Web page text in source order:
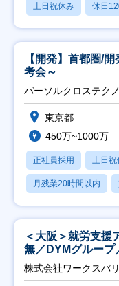
土日祝休み 休日
【開発】首都圏/
考会～
パーソルクロステク
東京都
450万~1000万
正社員採用 土日祝
月残業20時間以内
＜大阪＞就労支援
無／DYMグループ
日祝】
株式会社ワークスバ